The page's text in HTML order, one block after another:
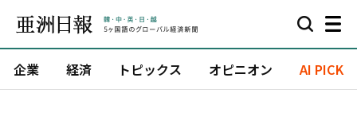
企業 経済 トピックス オピニオン AI PICK